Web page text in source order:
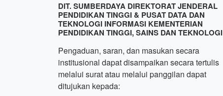
DIT. SUMBERDAYA DIREKTORAT JENDERAL
PENDIDIKAN TINGGI & PUSAT DATA DAN
TEKNOLOGI INFORMASI KEMENTERIAN
PENDIDIKAN TINGGI, SAINS DAN TEKNOLOGI
Pengaduan, saran, dan masukan secara
institusional dapat disampaikan secara tertulis
melalui surat atau melalui panggilan dapat
ditujukan kepada: